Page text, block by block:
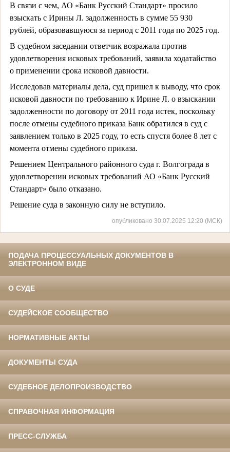
В связи с чем, АО «Банк Русский Стандарт» просило
взыскать с Ирины Л. задолженность в сумме 55 930
рублей, образовавшуюся за период с 2011 года по 2025 год.
В судебном заседании ответчик возражала против
удовлетворения исковых требований, заявила ходатайство
о применении срока исковой давности.
Исследовав материалы дела, суд пришел к выводу, что срок
исковой давности по требованию к Ирине Л. о взыскании
задолженности по договору от 2011 года истек, поскольку
после отмены судебного приказа Банк обратился в суд с
заявлением только в 2025 году, то есть спустя более 8 лет с
момента отмены судебного приказа.
Решением Центрального районного суда г. Волгограда в
удовлетворении исковых требований АО «Банк Русский
Стандарт» было отказано.
Решение суда в законную силу не вступило.
опубликовано 30.07.2025 12:20 (МСК)
ПОДАЧА ПРОЦЕССУАЛЬНЫХ ДОКУМЕНТОВ В
ЭЛЕКТРОННОМ ВИДЕ
О СУДЕ
СУДЕЙСКОЕ СООБЩЕСТВО
НОРМАТИВНЫЕ АКТЫ
ДОКУМЕНТЫ СУДА
СУДЕБНОЕ ДЕЛОПРОИЗВОДСТВО
СПРАВОЧНАЯ ИНФОРМАЦИЯ
ПРЕСС-СЛУЖБА